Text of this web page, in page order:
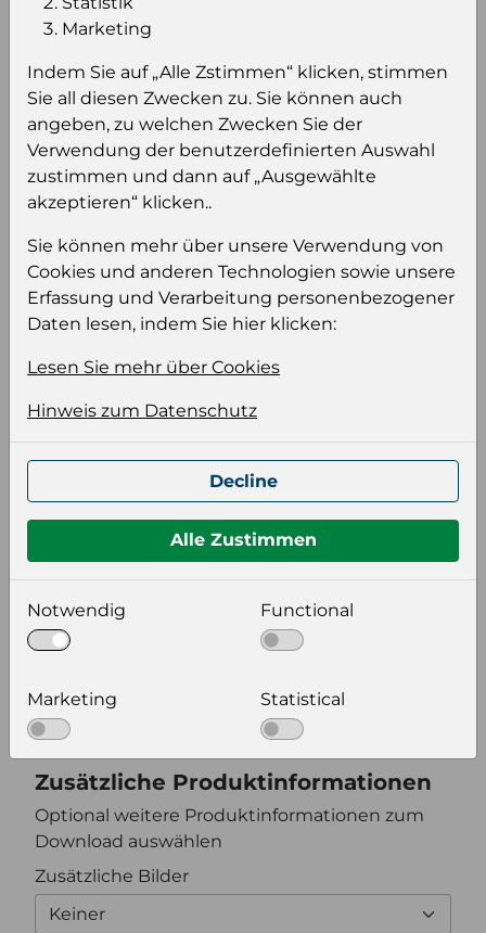
Einloggen um den Preis zu
sehen
Sie müssen eingeloggt sein, um Preise zu
sehen und/oder dieses Produkt zu kaufen.
Einloggen Anmeldung für B2B Konto
Produktinformation
Wählen Sie eine Sprache und ein Format für
Bildeinstellungen
wählen Sie eine Auflösung für Ihr Bild aus
Bildauflösung
Zusätzliche Produktinformationen
Optional weitere Produktinformationen zum
Download auswählen
Zusätzliche Bilder
Keiner
Marketing
Indem Sie auf „Alle Zstimmen“ klicken, stimmen
Sie all diesen Zwecken zu. Sie können auch
angeben, zu welchen Zwecken Sie der
Verwendung der benutzerdefinierten Auswahl
zustimmen und dann auf „Ausgewählte
akzeptieren“ klicken..
Sie können mehr über unsere Verwendung von
Cookies und anderen Technologien sowie unsere
Erfassung und Verarbeitung personenbezogener
Daten lesen, indem Sie hier klicken:
Lesen Sie mehr über Cookies
Hinweis zum Datenschutz
Decline
Alle Zustimmen
Notwendig Functional
Marketing Statistical